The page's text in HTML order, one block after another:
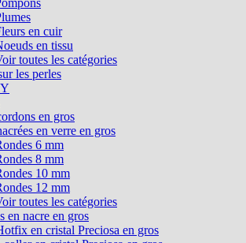
en cuir
en tissu
toutes les catégories
les perles
en gros
en verre en gros
6 mm
8 mm
10 mm
12 mm
toutes les catégories
en nacre en gros
en cristal Preciosa en gros